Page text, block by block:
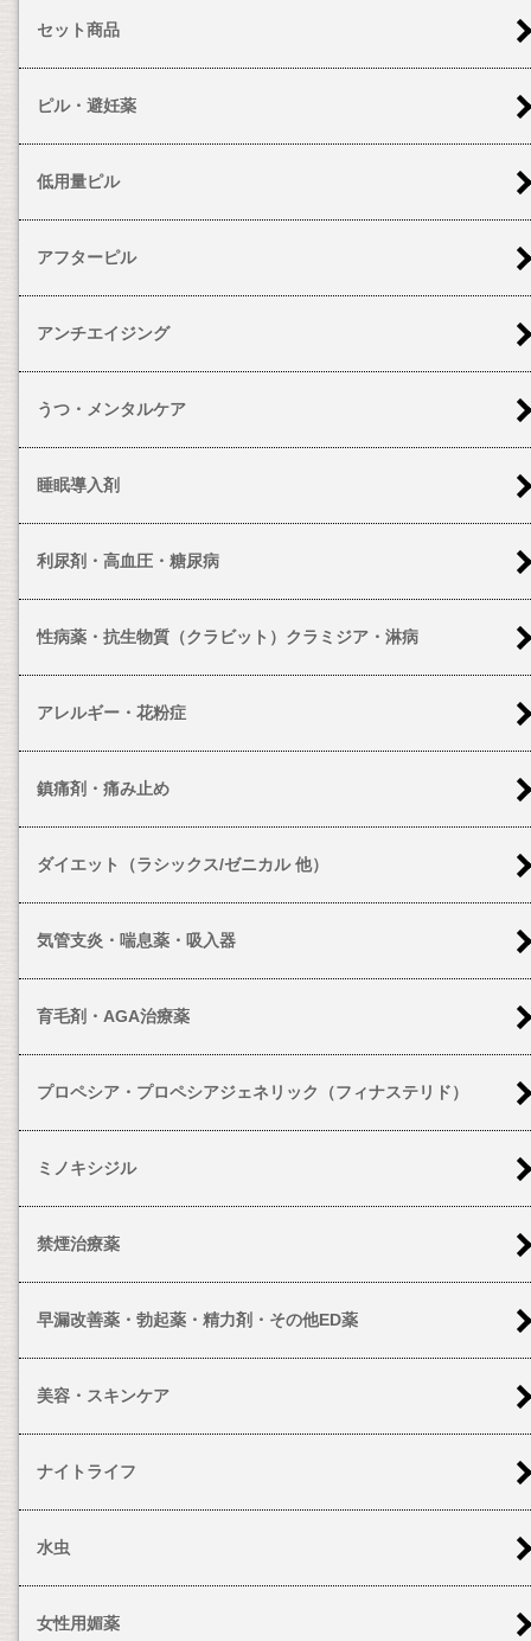
セット商品
ピル・避妊薬
低用量ピル
アフターピル
アンチエイジング
うつ・メンタルケア
睡眠導入剤
利尿剤・高血圧・糖尿病
性病薬・抗生物質（クラビット）クラミジア・淋病
アレルギー・花粉症
鎮痛剤・痛み止め
ダイエット（ラシックス/ゼニカル 他）
気管支炎・喘息薬・吸入器
育毛剤・AGA治療薬
プロペシア・プロペシアジェネリック（フィナステリド）
ミノキシジル
禁煙治療薬
早漏改善薬・勃起薬・精力剤・その他ED薬
美容・スキンケア
ナイトライフ
水虫
女性用媚薬